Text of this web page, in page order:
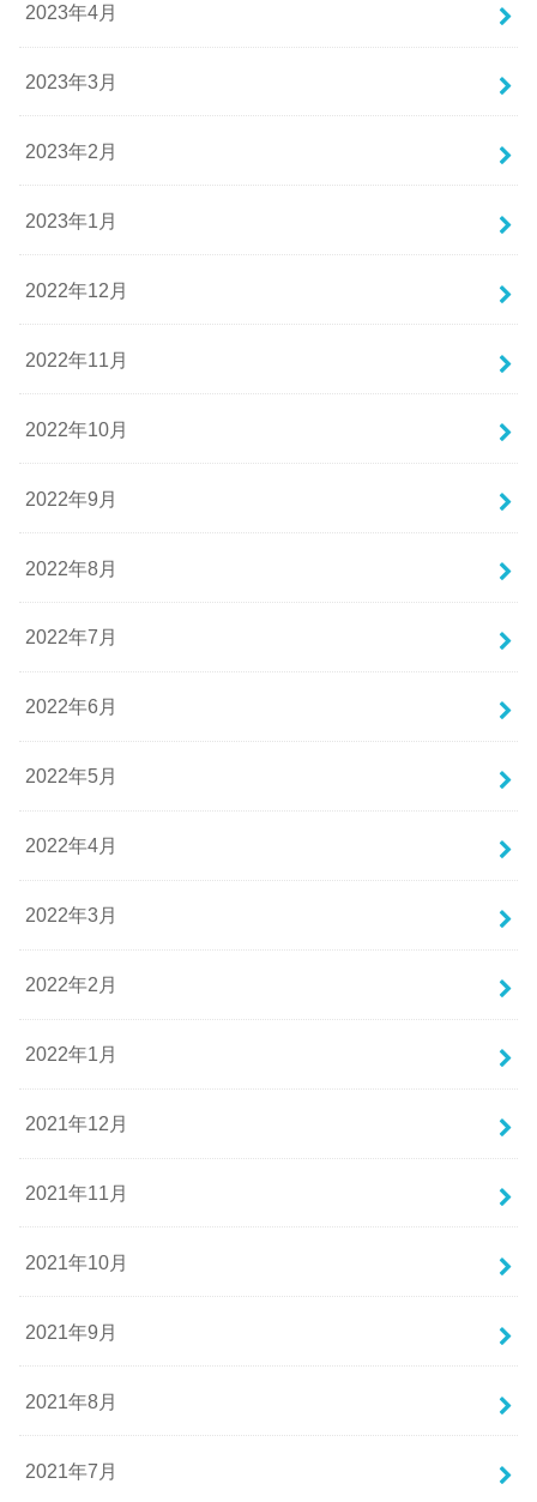
2023年4月
2023年3月
2023年2月
2023年1月
2022年12月
2022年11月
2022年10月
2022年9月
2022年8月
2022年7月
2022年6月
2022年5月
2022年4月
2022年3月
2022年2月
2022年1月
2021年12月
2021年11月
2021年10月
2021年9月
2021年8月
2021年7月